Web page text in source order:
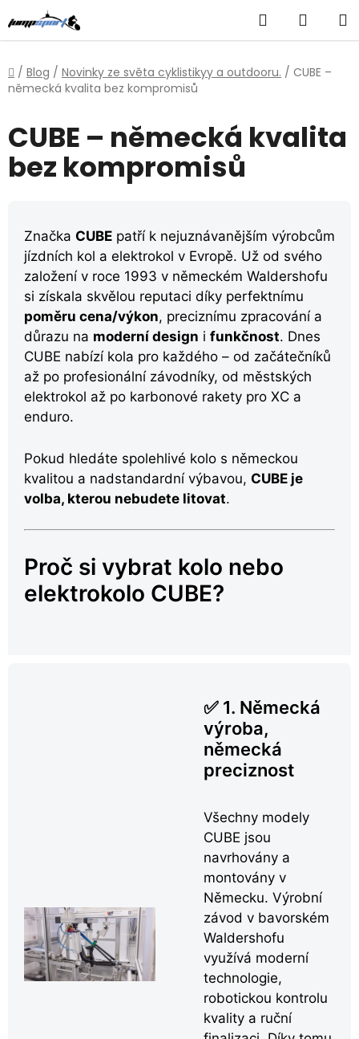
na
obsah
Hledat
KOŠÍK
Domů
/ Blog / Novinky ze světa cyklistikyy a outdooru. / CUBE –
německá kvalita bez kompromisů
CUBE – německá kvalita
bez kompromisů
Značka CUBE patří k nejuznávanějším výrobcům
jízdních kol a elektrokol v Evropě. Už od svého
založení v roce 1993 v německém Waldershofu
si získala skvělou reputaci díky perfektnímu
poměru cena/výkon, preciznímu zpracování a
důrazu na moderní design i funkčnost. Dnes
CUBE nabízí kola pro každého – od začátečníků
až po profesionální závodníky, od městských
elektrokol až po karbonové rakety pro XC a
enduro.
Pokud hledáte spolehlivé kolo s německou
kvalitou a nadstandardní výbavou, CUBE je
volba, kterou nebudete litovat.
Proč si vybrat kolo nebo
elektrokolo CUBE?
✅ 1. Německá
výroba,
německá
preciznost
Všechny modely
CUBE jsou
navrhovány a
montovány v
Německu. Výrobní
závod v bavorském
Waldershofu
využívá moderní
technologie,
robotickou kontrolu
kvality a ruční